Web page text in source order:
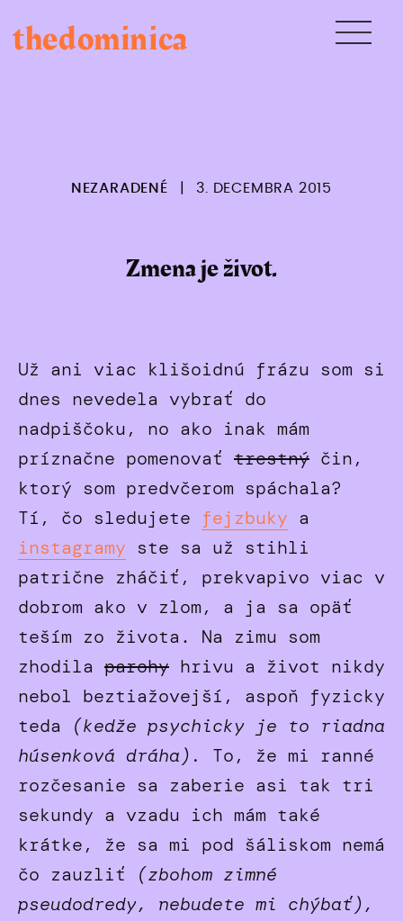
to
content
thedominica
NEZARADENÉ 3. DECEMBRA 2015
Zmena je život.
Už ani viac klišoidnú frázu som si
dnes nevedela vybrať do
nadpiščoku, no ako inak mám
príznačne pomenovať trestný čin,
ktorý som predvčerom spáchala?
Tí, čo sledujete fejzbuky a
instagramy ste sa už stihli
patrične zháčiť, prekvapivo viac v
dobrom ako v zlom, a ja sa opäť
teším zo života. Na zimu som
zhodila parohy hrivu a život nikdy
nebol beztiažovejší, aspoň fyzicky
teda
(kedže psychicky je to riadna
húsenková dráha). To, že mi ranné
rozčesanie sa zaberie asi tak tri
sekundy a vzadu ich mám také
krátke, že sa mi pod šáliskom nemá
čo zauzliť
(zbohom zimné
pseudodredy, nebudete mi chýbať),